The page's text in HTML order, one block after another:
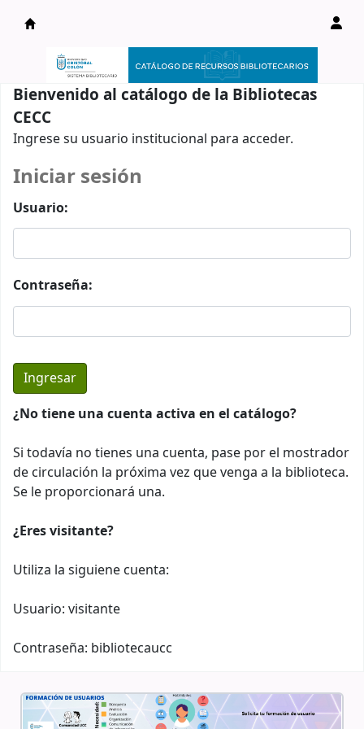
Catálogo en línea
Bienvenido al catálogo de la Bibliotecas
CECC
Ingrese su usuario institucional para acceder.
Iniciar sesión
Usuario:
Contraseña:
¿No tiene una cuenta activa en el catálogo?
Si todavía no tienes una cuenta, pase por el mostrador
de circulación la próxima vez que venga a la biblioteca.
Se le proporcionará una.
¿Eres visitante?
Utiliza la siguiene cuenta:
Usuario: visitante
Contraseña: bibliotecaucc